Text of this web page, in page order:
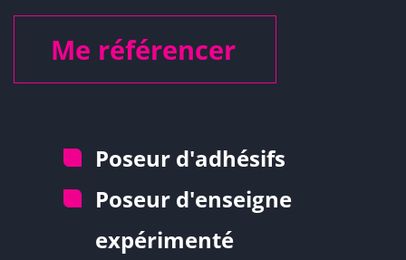
Me référencer
Poseur d'adhésifs
Poseur d'enseigne
expérimenté